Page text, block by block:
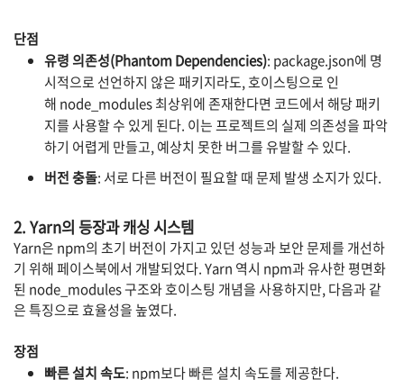
단점
유령 의존성(Phantom Dependencies): package.json에 명
시적으로 선언하지 않은 패키지라도, 호이스팅으로 인
해 node_modules최상위에 존재한다면 코드에서 해당 패키
지를 사용할 수 있게 된다. 이는 프로젝트의 실제 의존성을 파악
하기 어렵게 만들고, 예상치 못한 버그를 유발할 수 있다.
버전 충돌: 서로 다른 버전이 필요할 때 문제 발생 소지가 있다.
2. Yarn의 등장과 캐싱 시스템
Yarn은 npm의 초기 버전이 가지고 있던 성능과 보안 문제를 개선하
기 위해 페이스북에서 개발되었다.Yarn 역시 npm과 유사한 평면화
된 node_modules구조와 호이스팅 개념을 사용하지만, 다음과 같
은 특징으로 효율성을 높였다.
장점
빠른 설치 속도: npm보다 빠른 설치 속도를 제공한다.